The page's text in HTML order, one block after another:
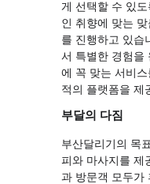
게 선택할 수 있
인 취향에 맞는
를 진행하고 있습
서 특별한 경험을
에 꼭 맞는 서비
적의 플랫폼을 제
부달의 다짐
부산달리기의 목
피와 마사지를 제
과 방문객 모두가